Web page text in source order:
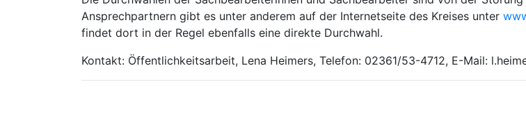
Ansprechpartnern gibt es unter anderem auf der Internetseite des Kreises unter
findet dort in der Regel ebenfalls eine direkte Durchwahl.
Kontakt: Öffentlichkeitsarbeit, Lena Heimers, Telefon: 02361/53-4712, E-Mail: